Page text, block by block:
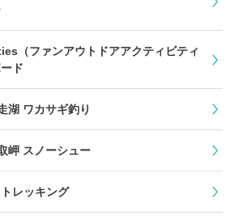
（ファンアウトドアアクティビティ
ド
湖 ワカサギ釣り
岬 スノーシュー
レッキング